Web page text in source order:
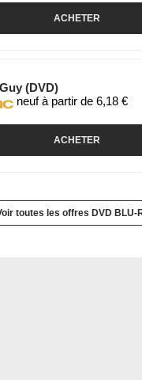
ACHETER
(DVD)
neuf à partir de 6,18 €
ACHETER
toutes les offres DVD BLU-